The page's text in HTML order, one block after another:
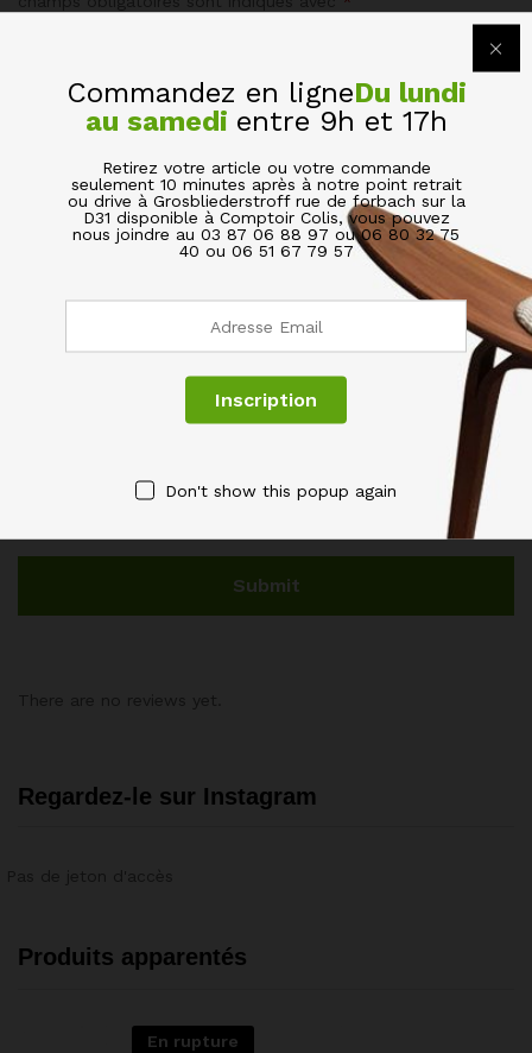
Regardez-le sur Instagram
Produits apparentés
En rupture
Commandez en ligneDu lundi
au samedi entre 9h et 17h
Retirez votre article ou votre commande
seulement 10 minutes après à notre point retrait
ou drive à Grosbliederstroff rue de forbach sur la
D31 disponible à Comptoir Colis, vous pouvez
nous joindre au 03 87 06 88 97 ou 06 80 32 75
40 ou 06 51 67 79 57
Don't show this popup again